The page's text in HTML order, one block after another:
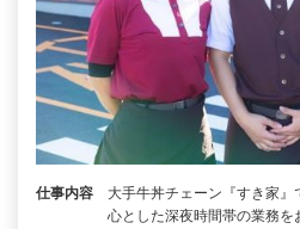
仕事内容
大手牛丼チェーン『すき家
心とした深夜時間帯の業務を